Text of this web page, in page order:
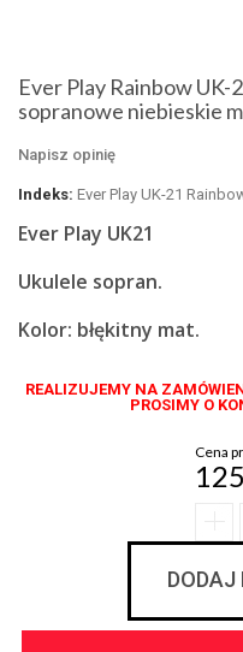
Ever Play Rainbow
sopranowe niebieskie
Napisz opinię
Indeks: Ever Play UK-21
Ever Play UK21
Ukulele sopran.
Kolor: błękitny mat.
REALIZUJEMY NA
PROSIMY O
Cena
DODAJ